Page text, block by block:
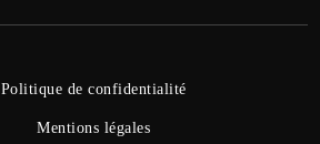
Politique de confidentialité
Mentions légales